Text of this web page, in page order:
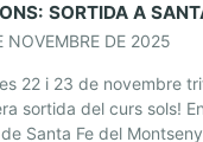
NOVEMBRE DE 2025
22 i 23 de novembre
sortida del curs sols!
Santa Fe del